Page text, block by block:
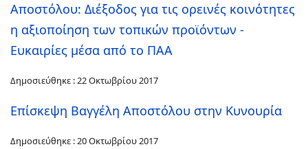
Αποστόλου: Διέξοδος για τις ορεινές κοινότητες
η αξιοποίηση των τοπικών προϊόντων -
Ευκαιρίες μέσα από το ΠΑΑ
Δημοσιεύθηκε : 22 Οκτωβρίου 2017
Επίσκεψη Βαγγέλη Αποστόλου στην Κυνουρία
Δημοσιεύθηκε : 20 Οκτωβρίου 2017